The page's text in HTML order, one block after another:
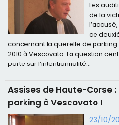
Les
de la
ce
concernant la querelle de parking
2010 à Vescovato. La question
porte sur l’intentionnalité...
Assises de Haute-Corse
parking à Vescovato !
23/10/